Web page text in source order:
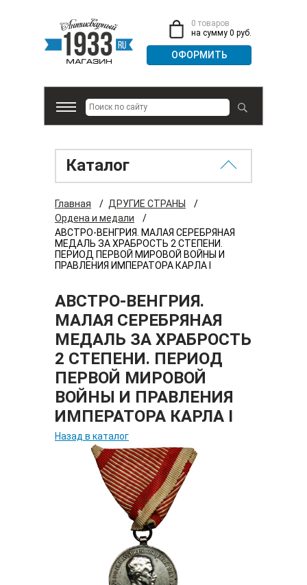
0 товаров
на сумму 0 руб.
Каталог
Главная / ДРУГИЕ СТРАНЫ
/
Ордена и медали
/
АВСТРО-ВЕНГРИЯ. МАЛАЯ СЕРЕБРЯНАЯ
МЕДАЛЬ ЗА ХРАБРОСТЬ 2 СТЕПЕНИ.
ПЕРИОД ПЕРВОЙ МИРОВОЙ ВОЙНЫ И
ПРАВЛЕНИЯ ИМПЕРАТОРА КАРЛА I
АВСТРО-ВЕНГРИЯ.
МАЛАЯ СЕРЕБРЯНАЯ
МЕДАЛЬ ЗА ХРАБРОСТЬ
2 СТЕПЕНИ. ПЕРИОД
ПЕРВОЙ МИРОВОЙ
ВОЙНЫ И ПРАВЛЕНИЯ
ИМПЕРАТОРА КАРЛА I
Назад в каталог